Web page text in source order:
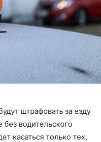
штрафовать за езду
водительского
касаться только тех,